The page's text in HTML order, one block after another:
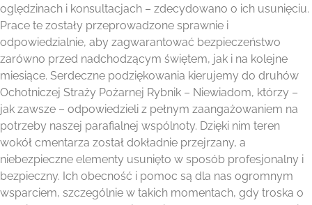
oględzinach i konsultacjach – zdecydowano o ich usunięciu.
Prace te zostały przeprowadzone sprawnie i
odpowiedzialnie, aby zagwarantować bezpieczeństwo
zarówno przed nadchodzącym świętem, jak i na kolejne
miesiące. Serdeczne podziękowania kierujemy do druhów
Ochotniczej Straży Pożarnej Rybnik – Niewiadom, którzy –
jak zawsze – odpowiedzieli z pełnym zaangażowaniem na
potrzeby naszej parafialnej wspólnoty. Dzięki nim teren
wokół cmentarza został dokładnie przejrzany, a
niebezpieczne elementy usunięto w sposób profesjonalny i
bezpieczny. Ich obecność i pomoc są dla nas ogromnym
wsparciem, szczególnie w takich momentach, gdy troska o